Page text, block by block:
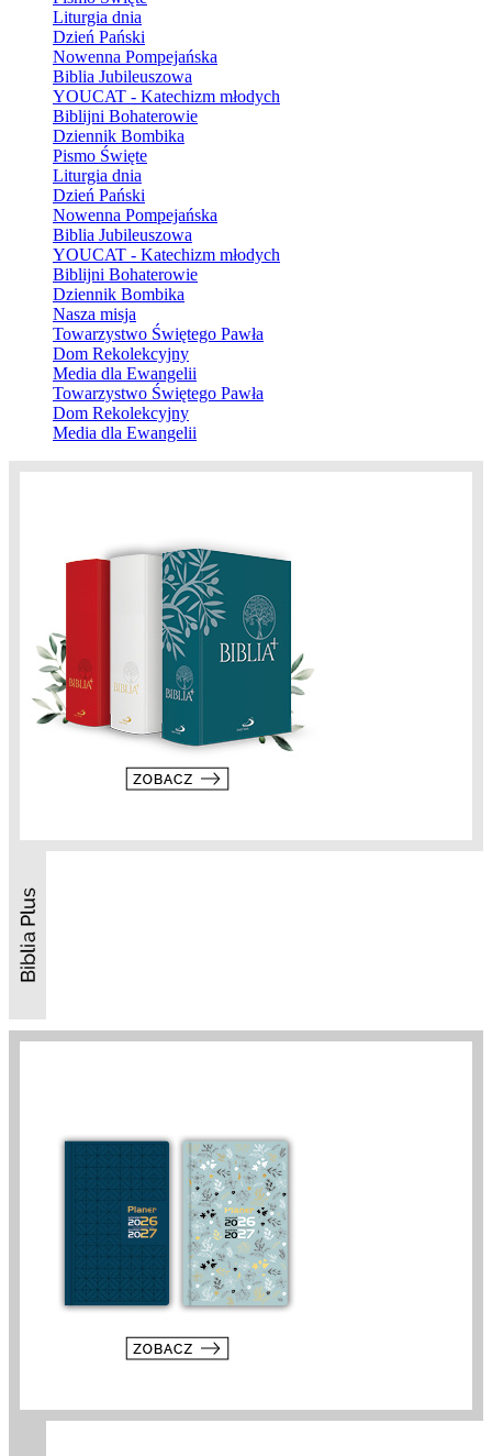
Liturgia dnia
Dzień Pański
Nowenna Pompejańska
Biblia Jubileuszowa
YOUCAT - Katechizm młodych
Biblijni Bohaterowie
Dziennik Bombika
Pismo Święte
Liturgia dnia
Dzień Pański
Nowenna Pompejańska
Biblia Jubileuszowa
YOUCAT - Katechizm młodych
Biblijni Bohaterowie
Dziennik Bombika
Nasza misja
Towarzystwo Świętego Pawła
Dom Rekolekcyjny
Media dla Ewangelii
Towarzystwo Świętego Pawła
Dom Rekolekcyjny
Media dla Ewangelii